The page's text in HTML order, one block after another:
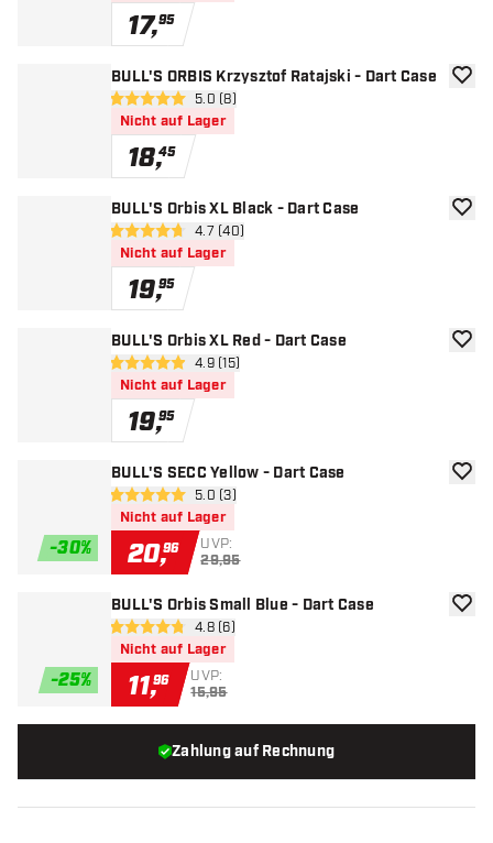
17,95
BULL'S ORBIS Krzysztof Ratajski - Dart Case
Bewertungsbereich öffnen
5 Bewertungssterne
5.0 (8)
Nicht auf Lager
18,45
Zur
BULL'S Orbis XL Black - Dart Case
Bewertungsbereich öffnen
4.7 Bewertungssterne
4.7 (40)
Nicht auf Lager
19,95
Zur
BULL'S Orbis XL Red - Dart Case
Bewertungsbereich öffnen
4.9 Bewertungssterne
4.9 (15)
Nicht auf Lager
19,95
Zur
-30%
BULL'S SECC Yellow - Dart Case
Bewertungsbereich öffnen
5 Bewertungssterne
5.0 (3)
Nicht auf Lager
20,96 UVP:
29,95
Zur
-25%
BULL'S Orbis Small Blue - Dart Case
Bewertungsbereich öffnen
4.8 Bewertungssterne
4.8 (6)
Nicht auf Lager
11,96 UVP:
15,95
Zur
Zahlung auf Rechnung